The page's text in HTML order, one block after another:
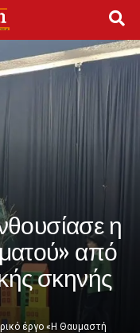
η
από
σκηνής
έργο «Η Θαυμαστή